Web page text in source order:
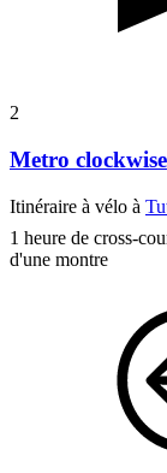
2
Metro clockwise
Itinéraire à vélo à
1 heure de cross-
d'une montre